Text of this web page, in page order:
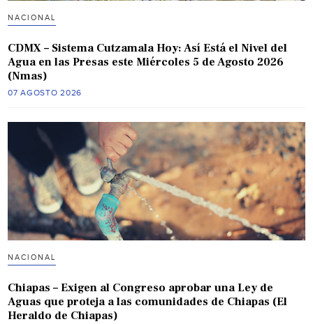
NACIONAL
CDMX – Sistema Cutzamala Hoy: Así Está el Nivel del
Agua en las Presas este Miércoles 5 de Agosto 2026
(Nmas)
07 AGOSTO 2026
NACIONAL
Chiapas – Exigen al Congreso aprobar una Ley de
Aguas que proteja a las comunidades de Chiapas (El
Heraldo de Chiapas)